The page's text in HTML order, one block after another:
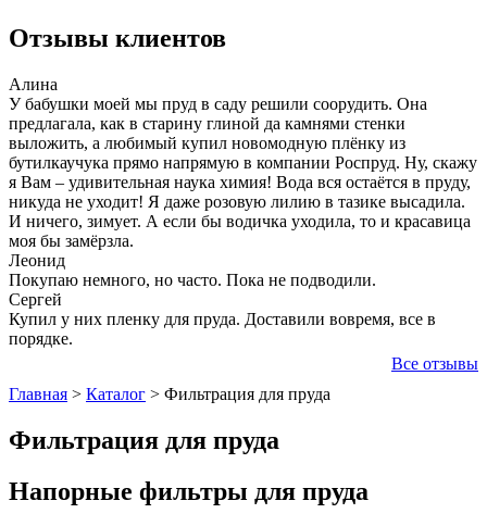
Отзывы клиентов
Алина
У бабушки моей мы пруд в саду решили соорудить. Она
предлагала, как в старину глиной да камнями стенки
выложить, а любимый купил новомодную плёнку из
бутилкаучука прямо напрямую в компании Роспруд. Ну, скажу
я Вам – удивительная наука химия! Вода вся остаётся в пруду,
никуда не уходит! Я даже розовую лилию в тазике высадила.
И ничего, зимует. А если бы водичка уходила, то и красавица
моя бы замёрзла.
Леонид
Покупаю немного, но часто. Пока не подводили.
Сергей
Купил у них пленку для пруда. Доставили вовремя, все в
порядке.
Все отзывы
Главная > Каталог > Фильтрация для пруда
Фильтрация для пруда
Напорные фильтры для пруда